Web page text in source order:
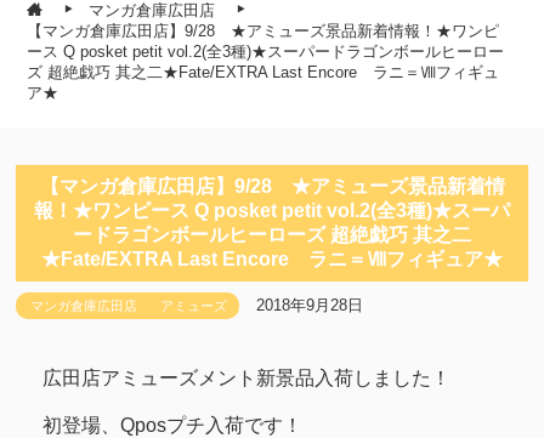
マンガ倉庫広田店
【マンガ倉庫広田店】9/28 ★アミューズ景品新着情報！★ワンピ
ース Q posket petit vol.2(全3種)★スーパードラゴンボールヒーロー
ズ 超絶戯巧 其之二★Fate/EXTRA Last Encore ラニ＝Ⅷフィギュ
ア★
【マンガ倉庫広田店】9/28 ★アミューズ景品新着情
報！★ワンピース Q posket petit vol.2(全3種)★スーパ
ードラゴンボールヒーローズ 超絶戯巧 其之二
★Fate/EXTRA Last Encore ラニ＝Ⅷフィギュア★
マンガ倉庫広田店 アミューズ 2018年9月28日
広田店アミューズメント新景品入荷しました！
初登場、Qposプチ入荷です！